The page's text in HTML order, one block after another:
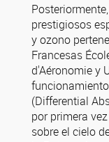
prestigiosos
y ozono
Francesas
d'Aéronomie y
(Differential
por primera
sobre el cielo